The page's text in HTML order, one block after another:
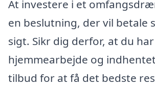
At investere i et
en beslutning, der vil betale
sigt. Sikr dig derfor, at du
hjemmearbejde og
tilbud for at få det bedste